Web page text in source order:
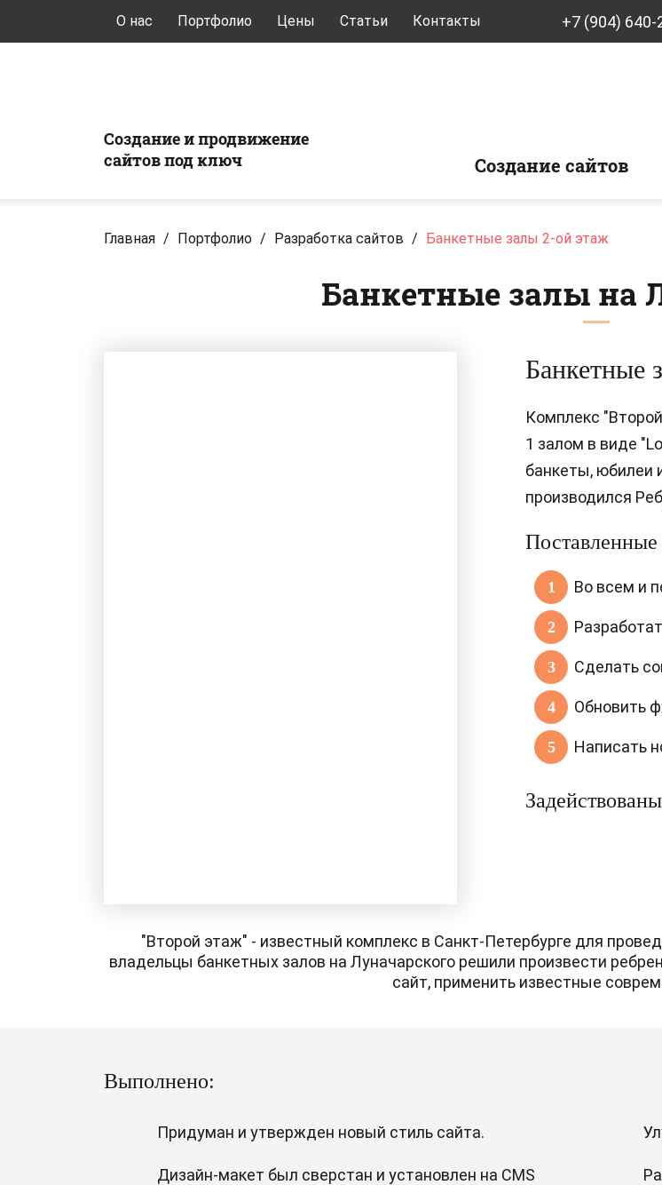
О нас Портфолио Цены Статьи Контакты +7 (904) 640-
Создание и продвижение
сайтов под ключ
Создание сайтов
Главная / Портфолио / Разработка сайтов / Банкетные залы 2-ой этаж
Банкетные залы на
Банкетные
Комплекс
1 залом в виде
банкеты, юбилеи
производился
Поставленные
Во всем и
Сделать
Обновить
Написать
"Второй этаж" - известный комплекс в Санкт-Петербурге для
владельцы банкетных залов на Луначарского решили произвести
сайт, применить известные
Выполнено:
Придуман и утвержден новый стиль сайта.
Дизайн-макет был сверстан и установлен на CMS